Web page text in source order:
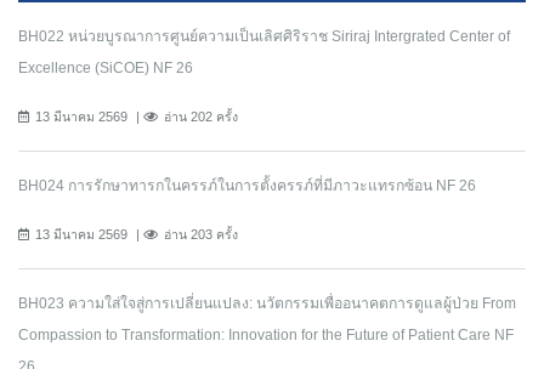
BH022 หน่วยบูรณาการศูนย์ความเป็นเลิศศิริราช Siriraj Intergrated Center of
Excellence (SiCOE) NF 26
13 มีนาคม 2569 อ่าน 202 ครั้ง
BH024 การรักษาทารกในครรภ์ในการตั้งครรภ์ที่มีภาวะแทรกซ้อน NF 26
13 มีนาคม 2569 อ่าน 203 ครั้ง
BH023 ความใส่ใจสู่การเปลี่ยนแปลง: นวัตกรรมเพื่ออนาคตการดูแลผู้ป่วย From
Compassion to Transformation: Innovation for the Future of Patient Care NF